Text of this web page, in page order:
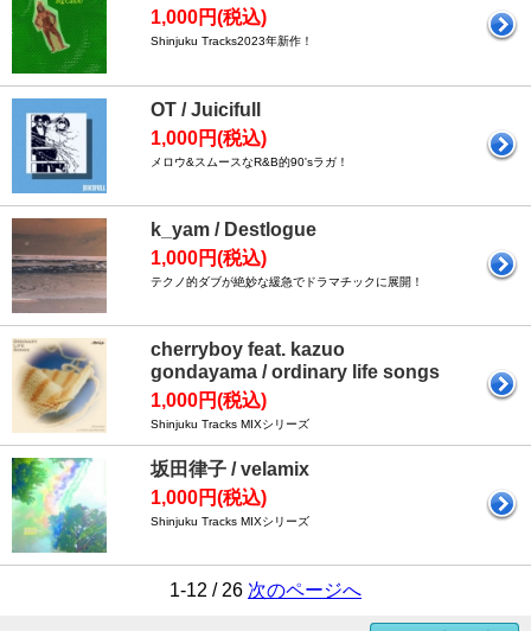
1,000円(税込)
Shinjuku Tracks2023年新作！
OT / Juicifull
1,000円(税込)
メロウ&スムースなR&B的90'sラガ！
k_yam / Destlogue
1,000円(税込)
テクノ的ダブが絶妙な緩急でドラマチックに展開！
cherryboy feat. kazuo
gondayama / ordinary life songs
1,000円(税込)
Shinjuku Tracks MIXシリーズ
坂田律子 / velamix
1,000円(税込)
Shinjuku Tracks MIXシリーズ
1-12 / 26 次のページへ